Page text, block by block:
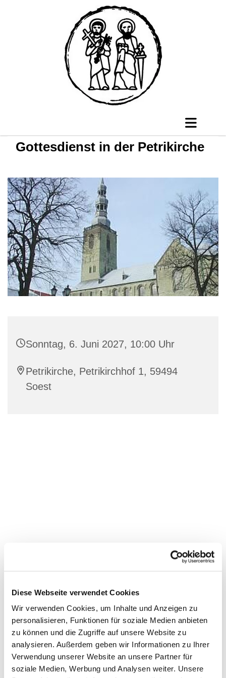
Diese Webseite verwendet Cookies
Wir verwenden Cookies, um Inhalte und Anzeigen zu
personalisieren, Funktionen für soziale Medien anbieten
zu können und die Zugriffe auf unsere Website zu
analysieren. Außerdem geben wir Informationen zu Ihrer
Verwendung unserer Website an unsere Partner für
soziale Medien, Werbung und Analysen weiter. Unsere
Gottesdienst in der Petrikirche
Sonntag, 6. Juni 2027, 10:00 Uhr
Petrikirche, Petrikirchhof 1, 59494
Soest
Dies könnte Sie auch
interessieren